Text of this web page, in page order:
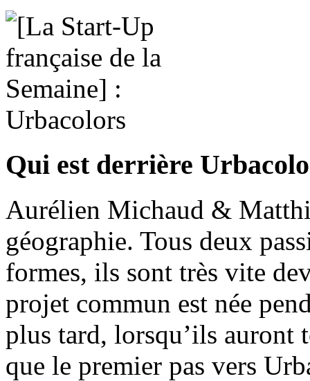
Qui est derrière
Aurélien Michaud &
géographie. Tous deux
formes, ils sont très vite
projet commun est née
plus tard, lorsqu’ils auront
que le premier pas vers